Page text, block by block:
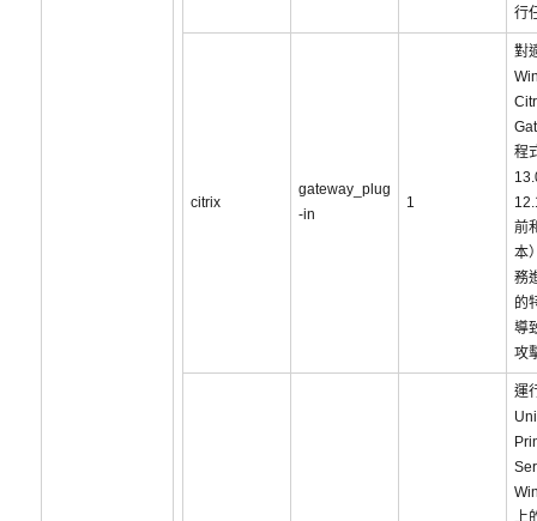
行
citrix
gateway_plug
-in
1
對
程
前
本
務
的
導
攻
運
上